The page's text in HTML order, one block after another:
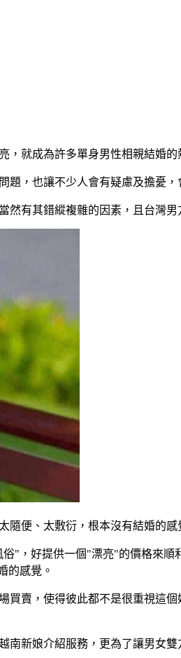
，就成為許多單身男性相親結婚的
，也讓不少人會有疑慮及擔憂
有其錯縱複雜的因素，且台灣
便、太敷衍，根本沒有結婚的
"，好提供一個"漂亮"的價格來
的感覺。
買賣，使得彼此都不是很重視這
新娘介紹服務，更為了讓男女